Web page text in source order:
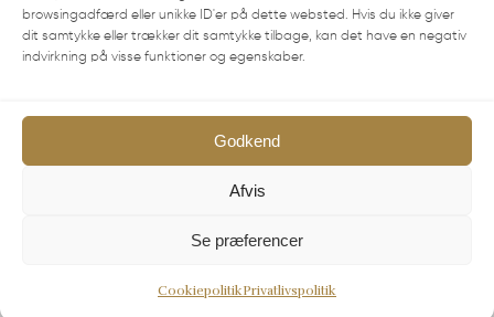
browsingadfærd eller unikke ID'er på dette websted. Hvis du ikke giver
dit samtykke eller trækker dit samtykke tilbage, kan det have en negativ
indvirkning på visse funktioner og egenskaber.
Godkend
Afvis
Se præferencer
CookiepolitikPrivatlivspolitik
Kontakt
Vesterløkken 16
Telefontid: Mandag- Lørdag 10.30-17.00. Søndag-
Lukket
eller kontakt os på
CVR-nummer: 41322373